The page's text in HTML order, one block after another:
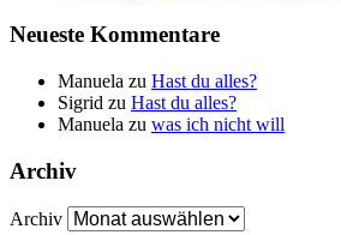
Neueste Kommentare
Manuela zu Hast du alles?
Sigrid zu Hast du alles?
Manuela zu was ich nicht will
Archiv
Archiv